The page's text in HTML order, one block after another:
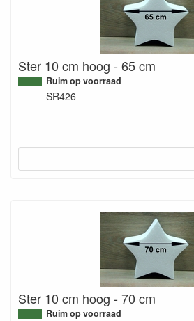
Ster 10 cm hoog - 65 cm
Ruim op voorraad
SR426
Ster 10 cm hoog - 70 cm
Ruim op voorraad